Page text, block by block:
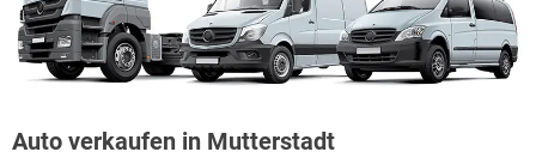
Auto verkaufen in Mutterstadt